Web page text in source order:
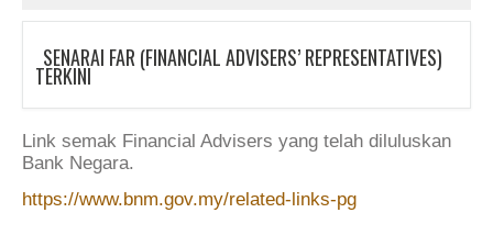
SENARAI FAR (FINANCIAL ADVISERS’ REPRESENTATIVES)
TERKINI
Link semak Financial Advisers yang telah diluluskan
Bank Negara.
https://www.bnm.gov.my/related-links-pg